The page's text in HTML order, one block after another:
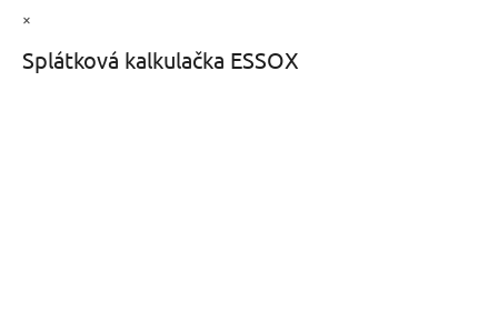
×
Splátková kalkulačka ESSOX